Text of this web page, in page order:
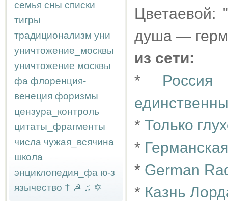
семья сны списки
тигры
традиционализм уни
уничтожение_москвы
уничтожение москвы
фа флоренция-
венеция форизмы
цензура_контроль
цитаты_фрагменты
числа чужая_всячина
школа
энциклопедия_фа ю-з
язычество † ☭ ♫ ✡
Цветаевой:
душа —
из сети:
*
* Только
*
* German
* Казнь